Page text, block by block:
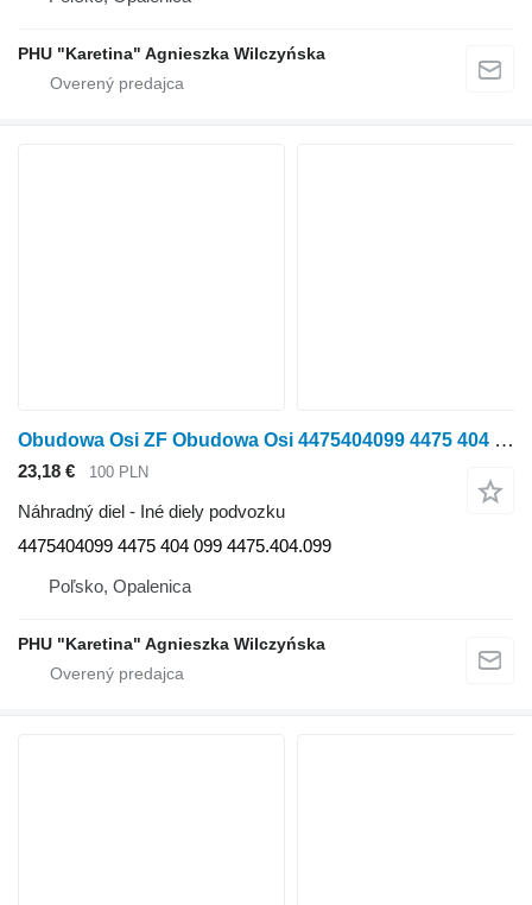
PHU "Karetina" Agnieszka Wilczyńska
Obudowa Osi ZF Obudowa Osi 4475404099 4475 404 099 4475.404.099
23,18 € 100 PLN
Náhradný diel - Iné diely podvozku
4475404099 4475 404 099 4475.404.099
Poľsko, Opalenica
PHU "Karetina" Agnieszka Wilczyńska